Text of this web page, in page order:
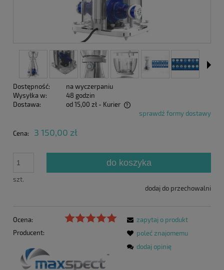
Dostępność:
na wyczerpaniu
Wysyłka w:
48 godzin
Dostawa:
od 15,00 zł - Kurier
Cena nie zawiera ewentualnych kosztów płatnościsprawdź formy dostawy
Cena: 3 150,00 zł
szt.
do koszyka
dodaj do przechowalni
Ocena:
Producent:
zapytaj o produkt
poleć znajomemu
dodaj opinię